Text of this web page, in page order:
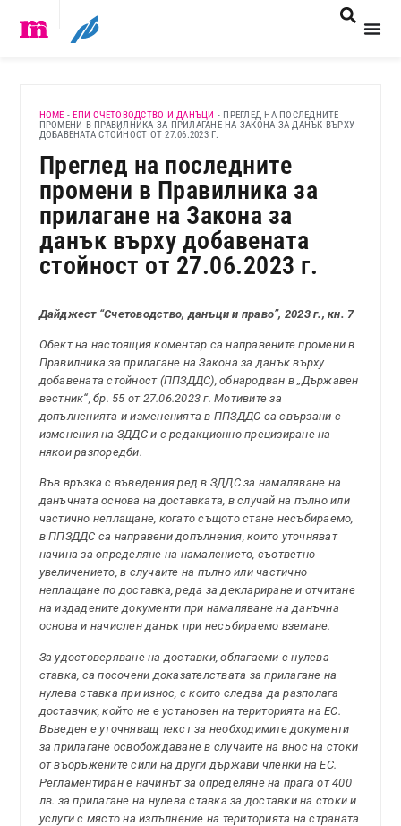
HOME - ЕПИ СЧЕТОВОДСТВО И ДАНЪЦИ - ПРЕГЛЕД НА ПОСЛЕДНИТЕ
ПРОМЕНИ В ПРАВИЛНИКА ЗА ПРИЛАГАНЕ НА ЗАКОНА ЗА ДАНЪК ВЪРХУ
ДОБАВЕНАТА СТОЙНОСТ ОТ 27.06.2023 Г.
Преглед на последните
промени в Правилника за
прилагане на Закона за
данък върху добавената
стойност от 27.06.2023 г.
Дайджест “Счетоводство, данъци и право”, 2023 г., кн. 7
Обект на настоящия коментар са направените промени в
Правилника за прилагане на Закона за данък върху
добавената стойност (ППЗДДС), обнародван в „Държавен
вестник“, бр. 55 от 27.06.2023 г. Мотивите за
допълненията и измененията в ППЗДДС са свързани с
изменения на ЗДДС и с редакционно прецизиране на
някои разпоредби.
Във връзка с въведения ред в ЗДДС за намаляване на
данъчната основа на доставката, в случай на пълно или
частично неплащане, когато същото стане несъбираемо,
в ППЗДДС са направени допълнения, които уточняват
начина за определяне на намалението, съответно
увеличението, в случаите на пълно или частично
неплащане по доставка, реда за деклариране и отчитане
на издадените документи при намаляване на данъчна
основа и начислен данък при несъбираемо вземане.
За удостоверяване на доставки, облагаеми с нулева
ставка, са посочени доказателствата за прилагане на
нулева ставка при износ, с които следва да разполага
доставчик, който не е установен на територията на ЕС.
Въведен е уточняващ текст за необходимите документи
за прилагане освобождаване в случаите на внос на стоки
от въоръжените сили на други държави членки на ЕС.
Регламентиран е начинът за определяне на прага от 400
лв. за прилагане на нулева ставка за доставки на стоки и
услуги с място на изпълнение на територията на страната